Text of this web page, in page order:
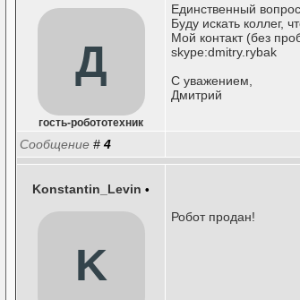
Д
гость-робототехник
Единственный
Буду искать коллег,
Мой контакт (без
skype:dmitry.rybak
С уважением,
Дмитрий
Сообщение # 4
Konstantin_Levin •
K
Робот продан!